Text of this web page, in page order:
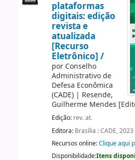
plataformas
digitais: edição
revista e
atualizada
[Recurso
Eletrônico] /
por Conselho
Administrativo de
Defesa Econômica
(CADE)| Resende,
Guilherme Mendes
Edição: rev. at.
Editora: Brasília : CADE, 2023
Recursos online:Clique aqui
Disponibilidade:Itens